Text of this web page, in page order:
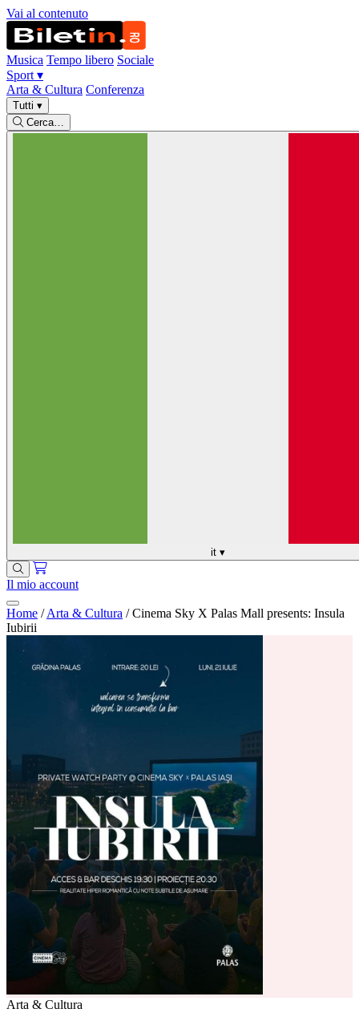
Vai al contenuto
Musica Tempo libero Sociale
Sport ▾
Arta & Cultura Conferenza
Tutti ▾
Cerca…
it ▾
Il mio account
Home / Arta & Cultura / Cinema Sky X Palas Mall presents: Insula
Iubirii
Arta & Cultura